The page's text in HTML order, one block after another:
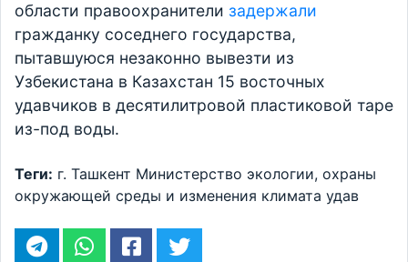
области правоохранители задержали
гражданку соседнего государства,
пытавшуюся незаконно вывезти из
Узбекистана в Казахстан 15 восточных
удавчиков в десятилитровой пластиковой таре
из-под воды.
Теги: г. Ташкент Министерство экологии, охраны
окружающей среды и изменения климата удав